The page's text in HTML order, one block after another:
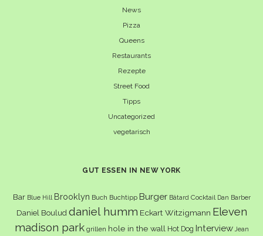
News
Pizza
Queens
Restaurants
Rezepte
Street Food
Tipps
Uncategorized
vegetarisch
GUT ESSEN IN NEW YORK
Bar Blue Hill Brooklyn Buch Buchtipp Burger Bâtard Cocktail Dan Barber
Daniel Boulud daniel humm Eckart Witzigmann Eleven
madison park grillen hole in the wall Hot Dog Interview Jean